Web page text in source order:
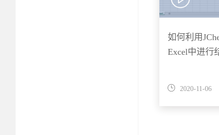
如何利用
Excel中进行
2020-11-06